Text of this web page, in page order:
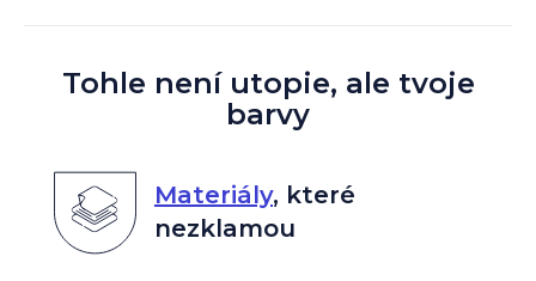
Tohle není utopie, ale tvoje
barvy
Materiály, které
nezklamou